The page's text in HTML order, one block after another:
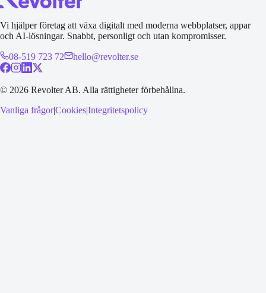
Vi hjälper företag att växa digitalt med moderna webbplatser, appar
och AI-lösningar. Snabbt, personligt och utan kompromisser.
08-519 723 72 hello@revolter.se
© 2026 Revolter AB. Alla rättigheter förbehållna.
Vanliga frågor|Cookies|Integritetspolicy